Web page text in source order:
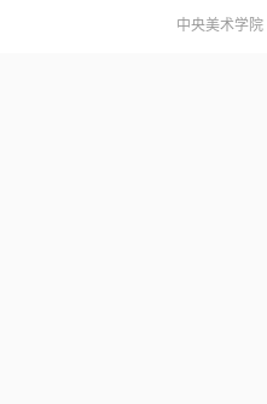
中央美术学院